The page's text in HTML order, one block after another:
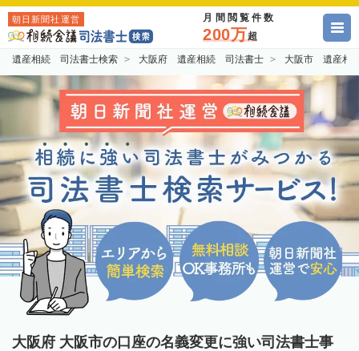
朝日新聞社運営 月間閲覧件数
200万超
遺産相続 司法書士検索 大阪府 遺産相続 司法書士 大阪市 遺産相
大阪府 大阪市の口座の名義変更に強い司法書士事